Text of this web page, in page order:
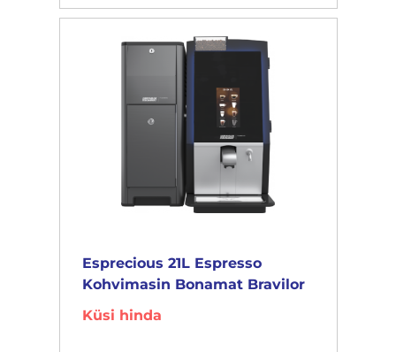
Esprecious 21L Espresso
Kohvimasin Bonamat Bravilor
Küsi hinda